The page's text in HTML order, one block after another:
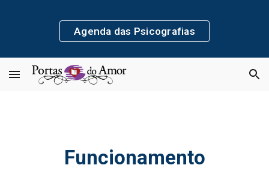
Skip to main content Skip to navigation
Agenda das Psicografias
Funcionamento